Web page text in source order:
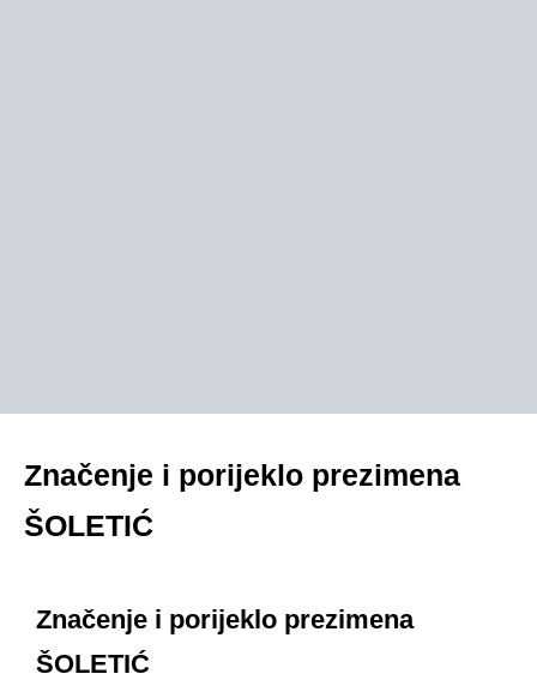
Značenje i porijeklo prezimena
ŠOLETIĆ
Značenje i porijeklo prezimena
ŠOLETIĆ